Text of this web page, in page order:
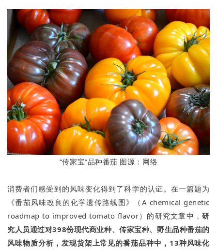
“传家宝”品种番茄 图源：网络
消费者们感受到的风味变化得到了科学的认证。在一篇题为
《番茄风味改良的化学遗传路线图》（A chemical genetic
roadmap to improved tomato flavor）的研究文章中，研
究人员通过对398份现代商业种、传家宝种、野生品种番茄的
风味物质分析，发现货架上常见的番茄品种中，13种风味化